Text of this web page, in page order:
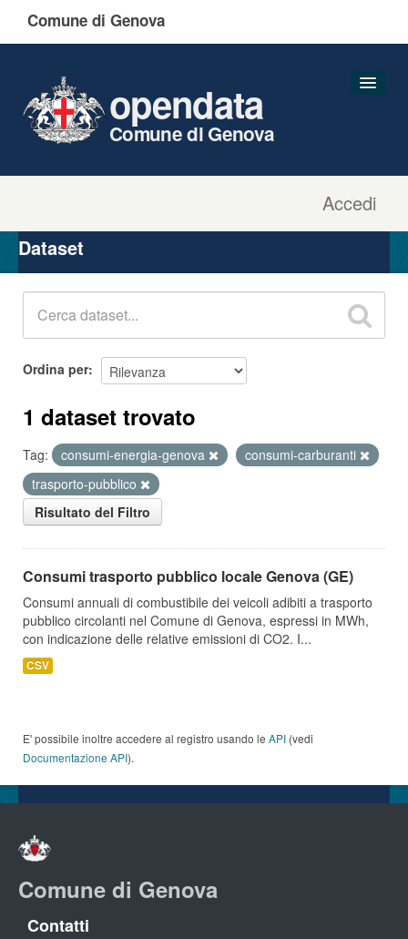
Comune di Genova
Accedi
opendata
Comune di Genova
Organizzazioni
Gruppi
Dataset
Ordina per
1 dataset trovato
Tag: consumi-energia-genova
consumi-carburanti
trasporto-pubblico
Risultato del Filtro
Consumi trasporto pubblico locale Genova (GE)
Consumi annuali di combustibile dei veicoli adibiti a trasporto
pubblico circolanti nel Comune di Genova, espressi in MWh,
con indicazione delle relative emissioni di CO2. I...
CSV
E' possibile inoltre accedere al registro usando le API (vedi
Documentazione API).
Comune di Genova
Contatti